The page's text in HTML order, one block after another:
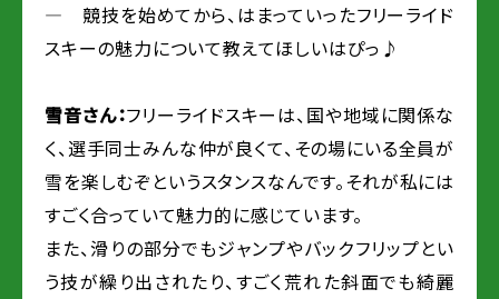
― 競技を始めてから、はまっていったフリーライド
スキーの魅力について教えてほしいはぴっ♪
雪音さん：フリーライドスキーは、国や地域に関係な
く、選手同士みんな仲が良くて、その場にいる全員が
雪を楽しむぞというスタンスなんです。それが私には
すごく合っていて魅力的に感じています。
また、滑りの部分でもジャンプやバックフリップとい
う技が繰り出されたり、すごく荒れた斜面でも綺麗